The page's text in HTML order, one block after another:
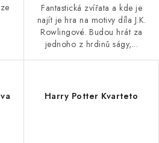
Fantastická zvířata a kde je
najít je hra na motivy díla J.K.
Rowlingové. Budou hrát za
jednoho z hrdinů ságy,...
Harry Potter Kvarteto